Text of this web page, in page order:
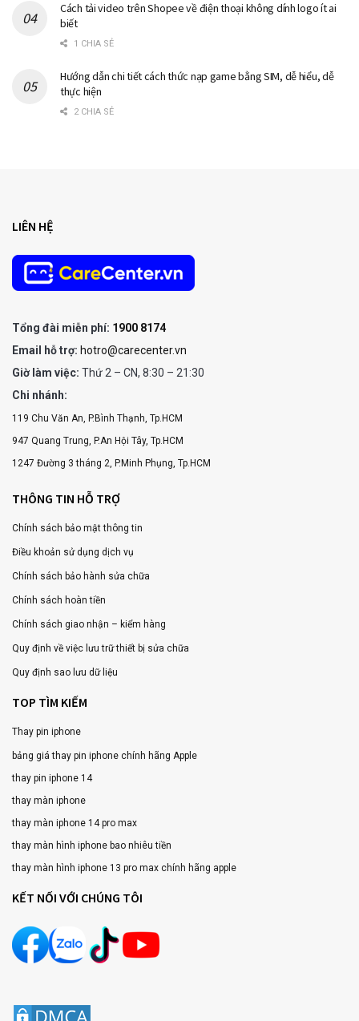
Cách tải video trên Shopee về điện thoại không dính logo ít ai
biết
1 CHIA SẺ
Hướng dẫn chi tiết cách thức nạp game bằng SIM, dễ hiểu, dễ
thực hiện
2 CHIA SẺ
LIÊN HỆ
Tổng đài miễn phí: 1900 8174
Email hỗ trợ: hotro@carecenter.vn
Giờ làm việc: Thứ 2 – CN, 8:30 – 21:30
Chi nhánh:
119 Chu Văn An, P.Bình Thạnh, Tp.HCM
947 Quang Trung, P.An Hội Tây, Tp.HCM
1247 Đường 3 tháng 2, P.Minh Phụng, Tp.HCM
THÔNG TIN HỖ TRỢ
Chính sách bảo mật thông tin
Điều khoản sử dụng dịch vụ
Chính sách bảo hành sửa chữa
Chính sách hoàn tiền
Chính sách giao nhận – kiểm hàng
Quy định về việc lưu trữ thiết bị sửa chữa
Quy định sao lưu dữ liệu
TOP TÌM KIẾM
Thay pin iphone
bảng giá thay pin iphone chính hãng Apple
thay pin iphone 14
thay màn iphone
thay màn iphone 14 pro max
thay màn hình iphone bao nhiêu tiền
thay màn hình iphone 13 pro max chính hãng apple
KẾT NỐI VỚI CHÚNG TÔI